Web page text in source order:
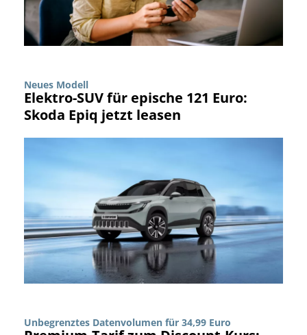
Neues Modell
Elektro-SUV für epische 121 Euro:
Skoda Epiq jetzt leasen
Unbegrenztes Datenvolumen für 34,99 Euro